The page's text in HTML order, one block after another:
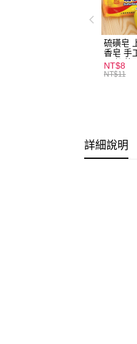
硫磺皂
香皂 手
炎 抑菌
護膚 去
NT$8
NT$11
詳細說明